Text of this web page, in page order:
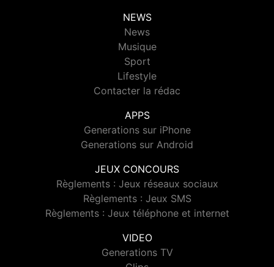
NEWS
News
Musique
Sport
Lifestyle
Contacter la rédac
APPS
Generations sur iPhone
Generations sur Android
JEUX CONCOURS
Règlements : Jeux réseaux sociaux
Règlements : Jeux SMS
Règlements : Jeux téléphone et internet
VIDEO
Generations TV